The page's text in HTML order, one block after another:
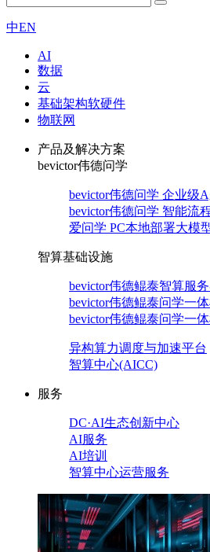
中EN
AI
数据
云
基础架构软硬件
物联网
产品及解决方案
bevictor伟德问学
bevictor伟德问学 企业级
bevictor伟德问学 智能流
爱问学 PC本地部署大模
智算基础设施
bevictor伟德鲲泰智算服
bevictor伟德鲲泰问学一
bevictor伟德鲲泰问学一体
异构算力调度与加速平台
智算中心(AICC)
服务
DC·AI生态创新中心
AI服务
AI培训
智算中心运营服务